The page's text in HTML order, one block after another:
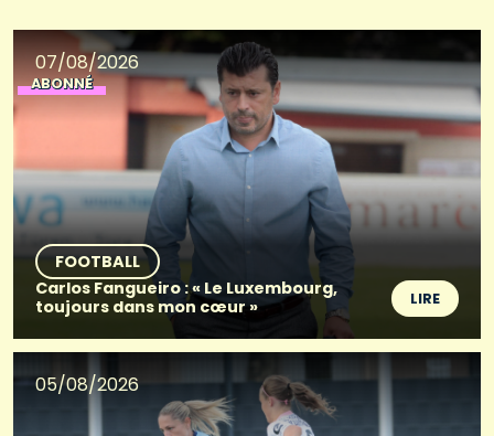
07/08/2026
ABONNÉ
FOOTBALL
Carlos Fangueiro : « Le Luxembourg,
toujours dans mon cœur »
LIRE
05/08/2026